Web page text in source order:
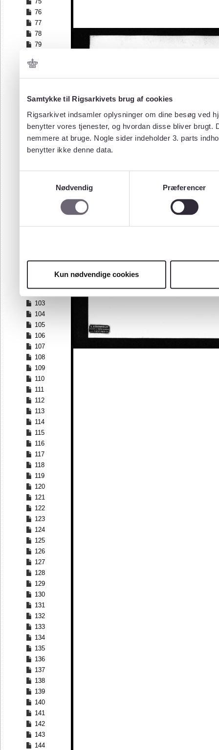
Samtykke til Rigsarkivets brug af cookies
Rigsarkivet indsamler oplysninger om dine besøg ved
benytter vores tjenester, og hvordan disse bliver
nemmere at bruge. Nogle sider indeholder 3. parts
benytter ikke denne data.
Nødvendig
Præferencer
Kun nødvendige cookies
76
77
78
79
81
82
84
86
87
88
89
96
99
103
104
105
106
107
108
109
110
111
112
113
114
115
116
117
118
119
120
121
122
123
124
125
126
127
128
129
130
131
132
133
134
135
136
137
138
139
140
141
142
143
144